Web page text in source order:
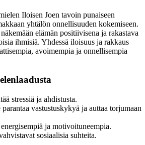
Iloisen Joen tavoin punaiseen
yhtälön onnellisuuden kokemiseen.
elämän positiivisena ja rakastava
ihmisiä. Yhdessä iloisuus ja rakkaus
avoimempia ja onnellisempia
stressiä ja ahdistusta.
vastustuskykyä ja auttaa torjumaan
ja motivoituneempia.
sosiaalisia suhteita.